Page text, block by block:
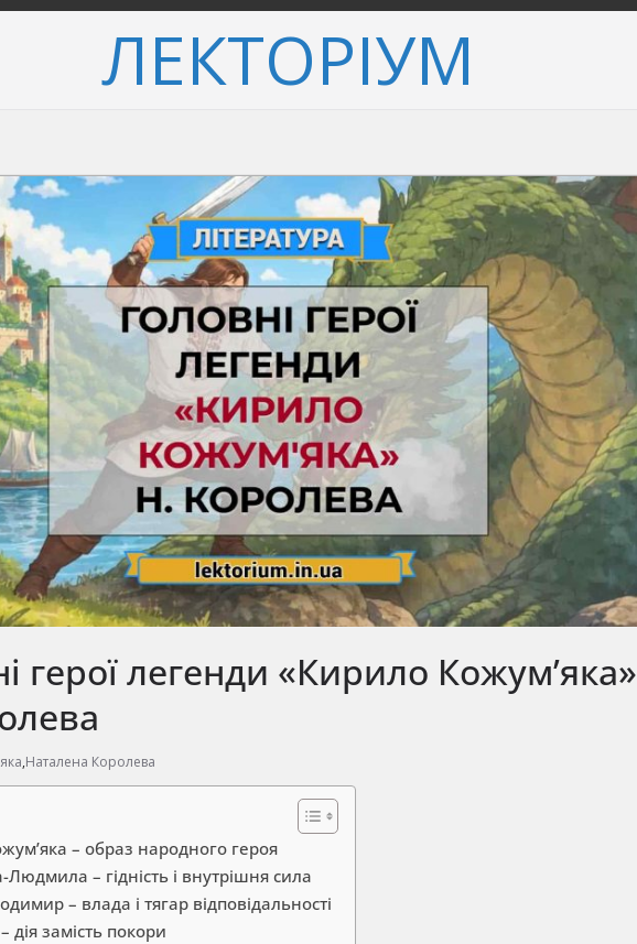
ЛЕКТОРІУМ
герої легенди «Кирило Кожум’яка»
,Наталена Королева
– образ народного героя
Людмила – гідність і внутрішня сила
– влада і тягар відповідальності
дія замість покори